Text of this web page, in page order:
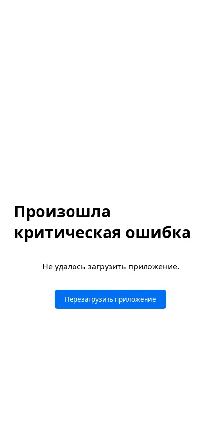
Произошла
критическая ошибка
Не удалось загрузить приложение.
Перезагрузить приложение